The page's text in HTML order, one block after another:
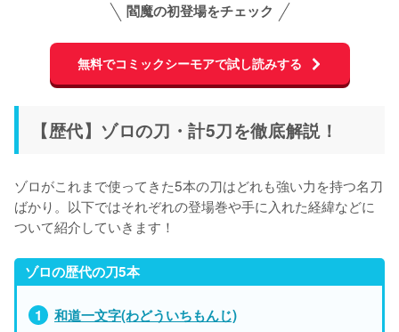
閻魔の初登場をチェック
無料でコミックシーモアで試し読みする
【歴代】ゾロの刀・計5刀を徹底解説！
ゾロがこれまで使ってきた5本の刀はどれも強い力を持つ名刀
ばかり。以下ではそれぞれの登場巻や手に入れた経緯などに
ついて紹介していきます！
ゾロの歴代の刀5本
和道一文字(わどういちもんじ)